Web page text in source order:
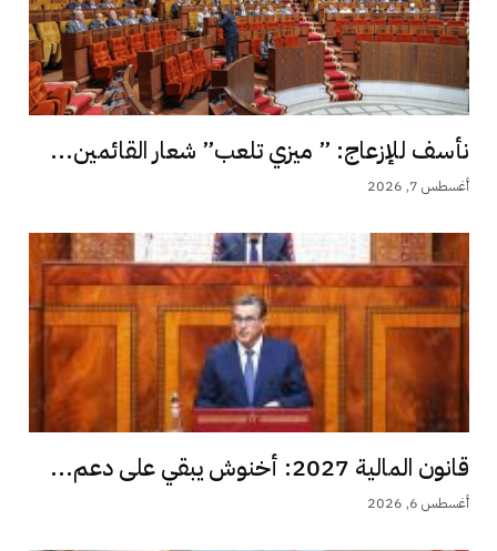
نأسف للإزعاج: ” ميزي تلعب” شعار القائمين...
أغسطس 7, 2026
قانون المالية 2027: أخنوش يبقي على دعم...
أغسطس 6, 2026